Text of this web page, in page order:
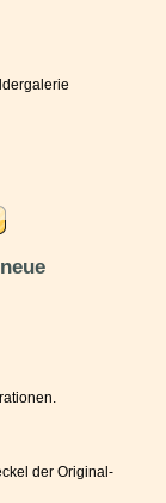
der Original-